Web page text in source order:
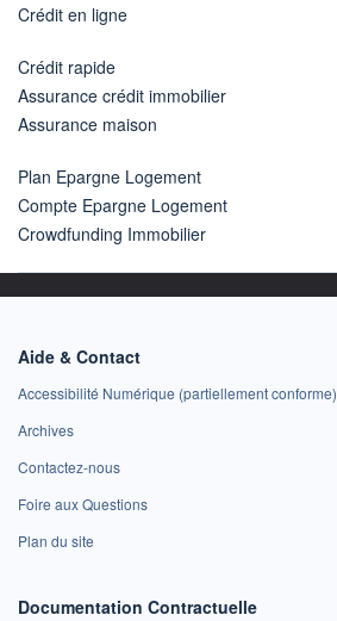
Crédit en ligne
Crédit rapide
Assurance crédit immobilier
Assurance maison
Plan Epargne Logement
Compte Epargne Logement
Crowdfunding Immobilier
Aide & Contact
Accessibilité Numérique (partiellement conforme)
Archives
Contactez-nous
Foire aux Questions
Plan du site
Documentation Contractuelle